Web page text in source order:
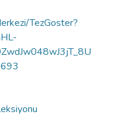
TezGoster?